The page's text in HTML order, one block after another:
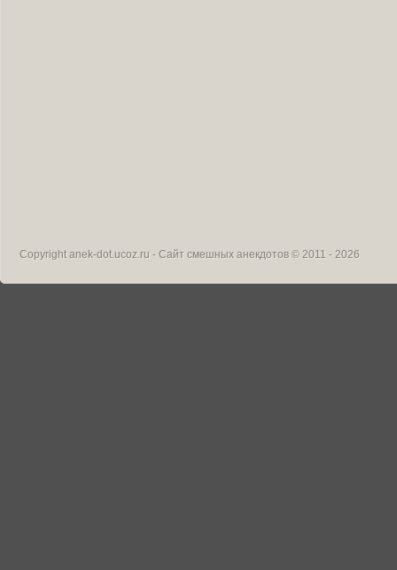
Copyrightanek-dot.ucoz.ru - Сайт смешных анекдотов © 2011 - 2026